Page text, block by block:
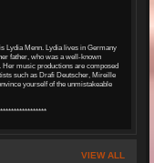
Lydia Menn. Lydia lives in Germany
father, who was a well-known
music productions are composed
such as Drafi Deutscher, Mireille
yourself of the unmistakeable
VIEW ALL